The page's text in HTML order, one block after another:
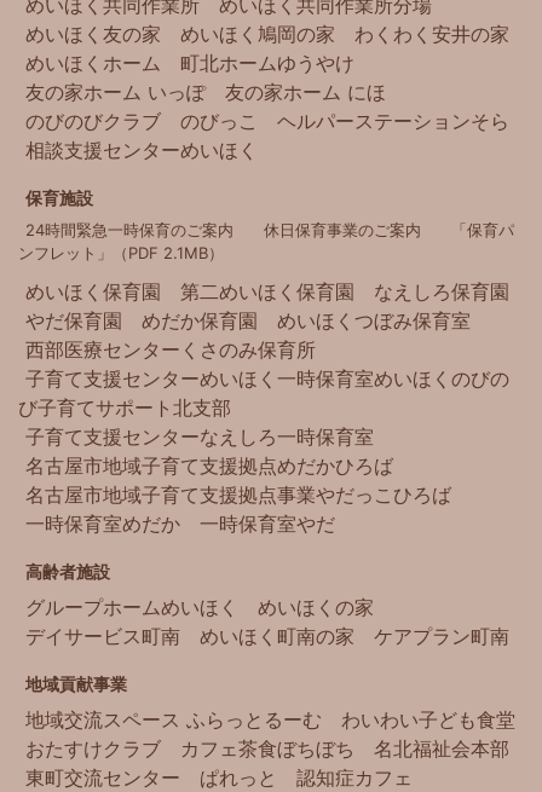
めいほく共同作業所
めいほく共同作業所分場
めいほく友の家
めいほく鳩岡の家
わくわく安井の家
めいほくホーム
町北ホームゆうやけ
友の家ホーム いっぽ
友の家ホーム にほ
のびのびクラブ
のびっこ
ヘルパーステーションそら
相談支援センターめいほく
保育施設
24時間緊急一時保育のご案内 休日保育事業のご案内
「保育パ
ンフレット」（PDF 2.1MB）
めいほく保育園 第二めいほく保育園
なえしろ保育園
やだ保育園
めだか保育園
めいほくつぼみ保育室
西部医療センター くさのみ保育所
子育て支援センターめいほく 一時保育室めいほく のびの
び子育てサポート北支部
子育て支援センターなえしろ一時保育室
名古屋市地域子育て支援拠点めだかひろば
名古屋市地域子育て支援拠点事業やだっこひろば
一時保育室めだか
一時保育室やだ
高齢者施設
グループホームめいほく
めいほくの家
デイサービス町南
めいほく町南の家 ケアプラン町南
地域貢献事業
地域交流スペース ふらっとるーむ
わいわい子ども食堂
おたすけクラブ
カフェ茶食ぼちぼち
名北福祉会本部
東町交流センター
ぱれっと 認知症カフェ